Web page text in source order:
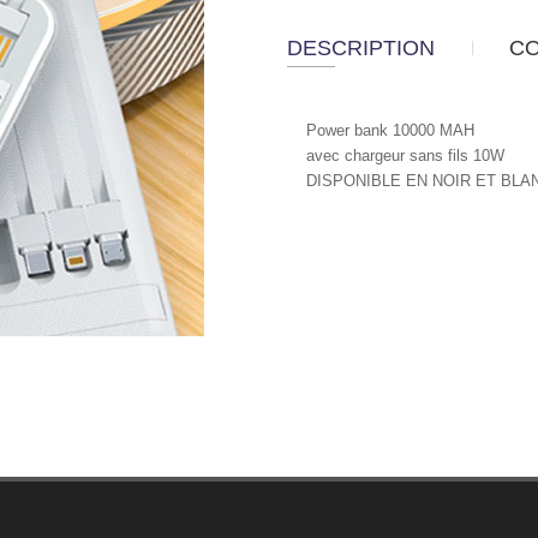
DESCRIPTION
Power bank 10000 MAH
avec chargeur sans fils 10W
DISPONIBLE EN NOIR ET